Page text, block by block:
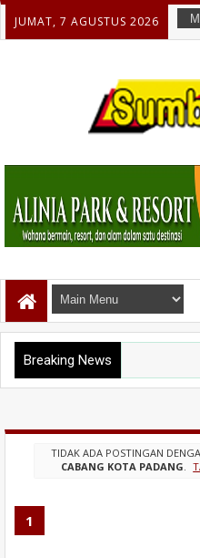
JUMAT, 7 AGUSTUS 2026
Breaking News
TIDAK ADA POSTINGAN
CABANG KOTA PADANG.
1